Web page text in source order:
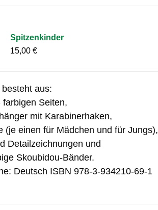
Spitzenkinder
15,00€
aus:
Seiten,
mit Karabinerhaken,
(je einen für Mädchen und für Jungs),
Detailzeichnungen und
Skoubidou-Bänder.
Deutsch ISBN 978-3-934210-69-1